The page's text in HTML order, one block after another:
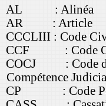
AL : Alinéa
AR : Article
CCCLIII : Code
CCF : Code
COCJ : Code de
Compétence
CP : Code